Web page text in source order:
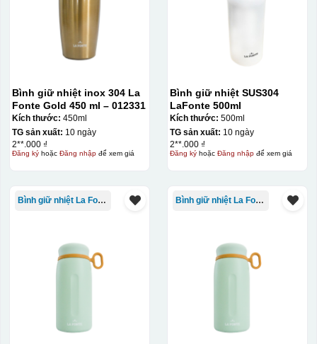
Bình giữ nhiệt inox 304 La
Fonte Gold 450 ml – 012331
Kích thước: 450ml
TG sản xuất: 10 ngày
2**.000 ₫
Đăng kýhoặc Đăng nhậpđể xem giá
Bình giữ nhiệt SUS304
LaFonte 500ml
Kích thước: 500ml
TG sản xuất: 10 ngày
2**.000 ₫
Đăng kýhoặc Đăng nhậpđể xem giá
Bình giữ nhiệt La Fonte Bình giữ nhiệt La Fonte